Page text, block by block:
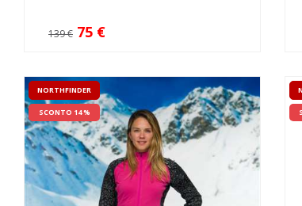
139 € 75 €
NORTHFINDER
SCONTO 14 %